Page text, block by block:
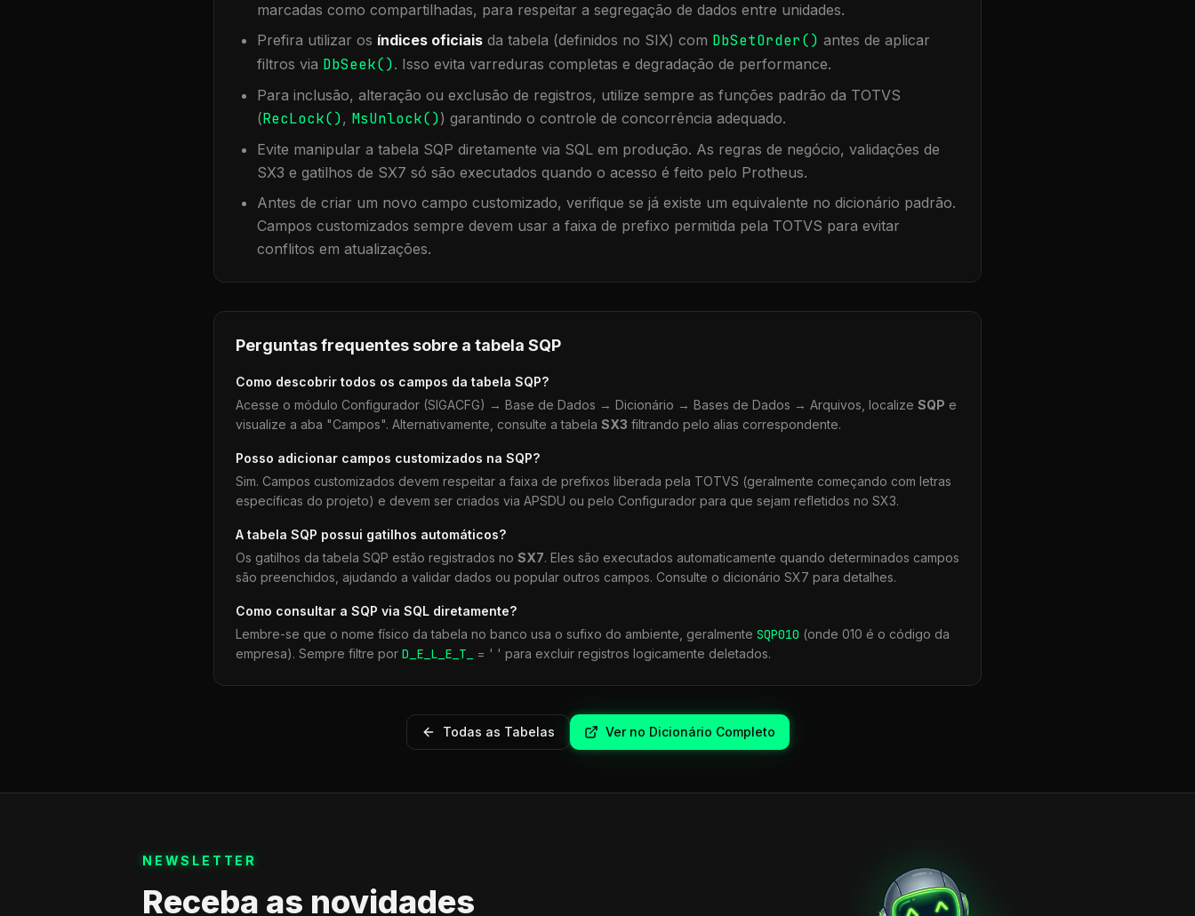
marcadas como compartilhadas, para respeitar a segregação de dados entre unidades.
Prefira utilizar os índices oficiais da tabela (definidos no SIX) com DbSetOrder() antes de aplicar
filtros via DbSeek(). Isso evita varreduras completas e degradação de performance.
Para inclusão, alteração ou exclusão de registros, utilize sempre as funções padrão da TOTVS
(RecLock(), MsUnlock()) garantindo o controle de concorrência adequado.
Evite manipular a tabela SQP diretamente via SQL em produção. As regras de negócio, validações de
SX3 e gatilhos de SX7 só são executados quando o acesso é feito pelo Protheus.
Antes de criar um novo campo customizado, verifique se já existe um equivalente no dicionário padrão.
Campos customizados sempre devem usar a faixa de prefixo permitida pela TOTVS para evitar
conflitos em atualizações.
Perguntas frequentes sobre a tabela SQP
Como descobrir todos os campos da tabela SQP?
Acesse o módulo Configurador (SIGACFG) → Base de Dados → Dicionário → Bases de Dados → Arquivos, localize SQP e
visualize a aba "Campos". Alternativamente, consulte a tabela SX3 filtrando pelo alias correspondente.
Posso adicionar campos customizados na SQP?
Sim. Campos customizados devem respeitar a faixa de prefixos liberada pela TOTVS (geralmente começando com letras
específicas do projeto) e devem ser criados via APSDU ou pelo Configurador para que sejam refletidos no SX3.
A tabela SQP possui gatilhos automáticos?
Os gatilhos da tabela SQP estão registrados no SX7. Eles são executados automaticamente quando determinados campos
são preenchidos, ajudando a validar dados ou popular outros campos. Consulte o dicionário SX7 para detalhes.
Como consultar a SQP via SQL diretamente?
Lembre-se que o nome físico da tabela no banco usa o sufixo do ambiente, geralmente SQP010 (onde 010 é o código da
empresa). Sempre filtre por D_E_L_E_T_ = ' ' para excluir registros logicamente deletados.
Todas as Tabelas Ver no Dicionário Completo
NEWSLETTER
Receba as novidades